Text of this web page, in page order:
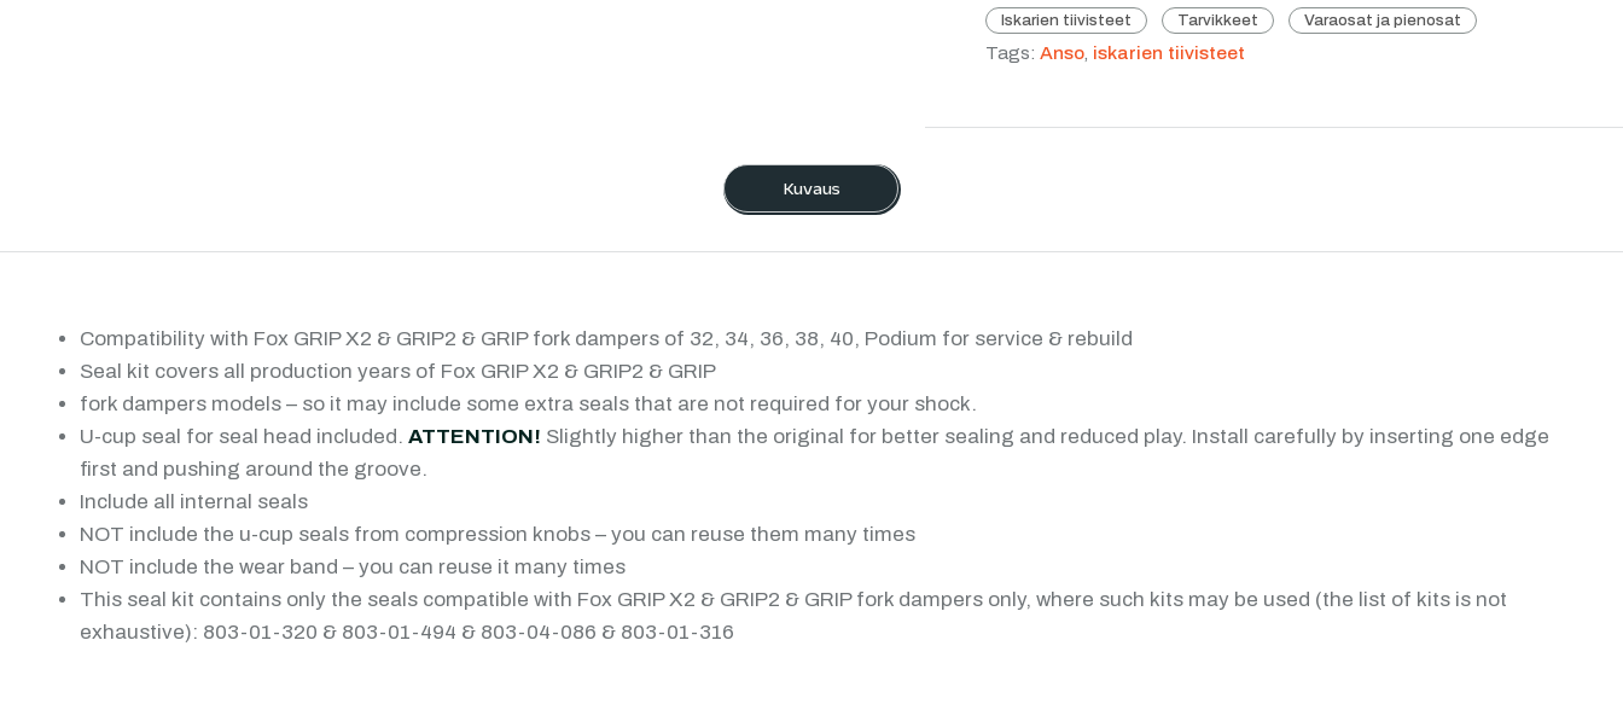
Iskarien tiivisteet Tarvikkeet Varaosat ja pienosat
Tags:Anso, iskarien tiivisteet
Kuvaus
Compatibility with Fox GRIP X2 & GRIP2 & GRIP fork dampers of 32, 34, 36, 38, 40, Podium for service & rebuild
Seal kit covers all production years of Fox GRIP X2 & GRIP2 & GRIP
fork dampers models – so it may include some extra seals that are not required for your shock.
U-cup seal for seal head included. ATTENTION! Slightly higher than the original for better sealing and reduced play. Install carefully by inserting one edge
first and pushing around the groove.
Include all internal seals
NOT include the u-cup seals from compression knobs – you can reuse them many times
NOT include the wear band – you can reuse it many times
This seal kit contains only the seals compatible with Fox GRIP X2 & GRIP2 & GRIP fork dampers only, where such kits may be used (the list of kits is not
exhaustive): 803-01-320 & 803-01-494 & 803-04-086 & 803-01-316